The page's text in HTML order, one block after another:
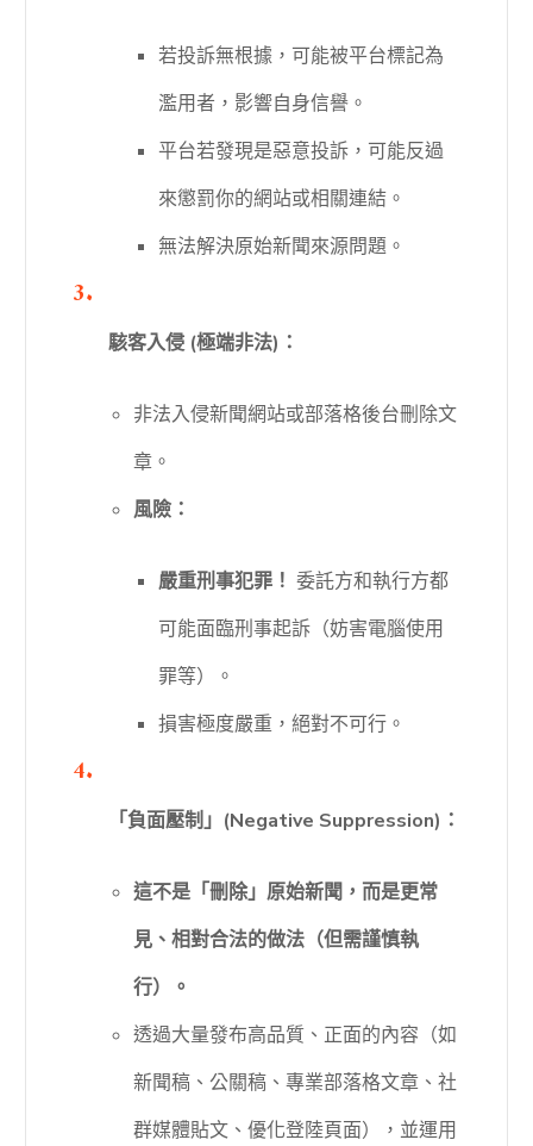
若投訴無根據，可能被平台標記為
濫用者，影響自身信譽。
平台若發現是惡意投訴，可能反過
來懲罰你的網站或相關連結。
無法解決原始新聞來源問題。
駭客入侵 (極端非法)：
非法入侵新聞網站或部落格後台刪除文
章。
風險：
嚴重刑事犯罪！ 委託方和執行方都
可能面臨刑事起訴（妨害電腦使用
罪等）。
損害極度嚴重，絕對不可行。
「負面壓制」(Negative Suppression)：
這不是「刪除」原始新聞，而是更常
見、相對合法的做法（但需謹慎執
行）。
透過大量發布高品質、正面的內容（如
新聞稿、公關稿、專業部落格文章、社
群媒體貼文、優化登陸頁面），並運用